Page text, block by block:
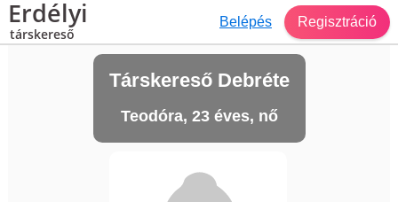
Erdélyi
társkereső
Belépés Regisztráció
Társkereső Debréte
Teodóra, 23 éves, nő